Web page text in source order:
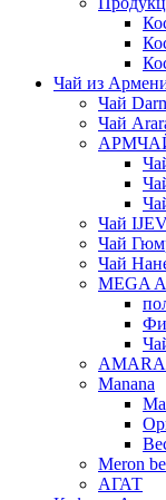
Чай из
Чай
Чай
Чай
Чай
Чай
MEGA
Manana
Meron
АГАТ